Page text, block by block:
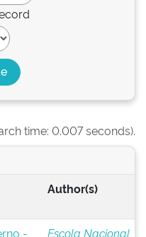
time: 0.007 seconds).
Author(s)
-
Escola Nacional